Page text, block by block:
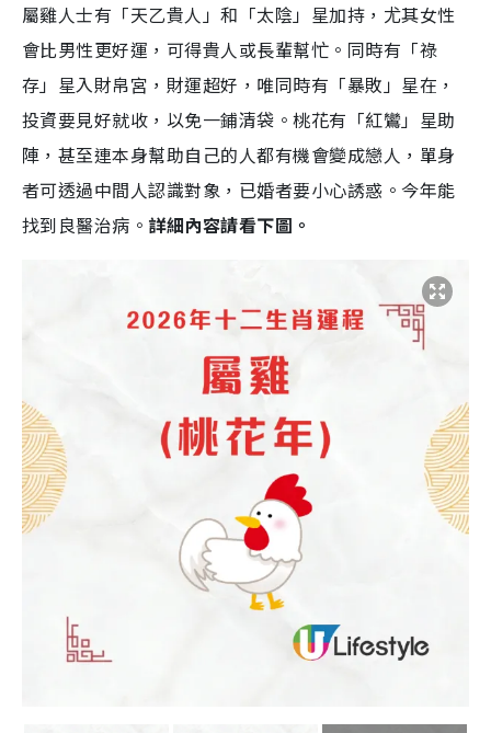
屬雞人士有「天乙貴人」和「太陰」星加持，尤其女性
會比男性更好運，可得貴人或長輩幫忙。同時有「祿
存」星入財帛宮，財運超好，唯同時有「暴敗」星在，
投資要見好就收，以免一鋪清袋。桃花有「紅鸞」星助
陣，甚至連本身幫助自己的人都有機會變成戀人，單身
者可透過中間人認識對象，已婚者要小心誘惑。今年能
找到良醫治病。 詳細內容請看下圖。